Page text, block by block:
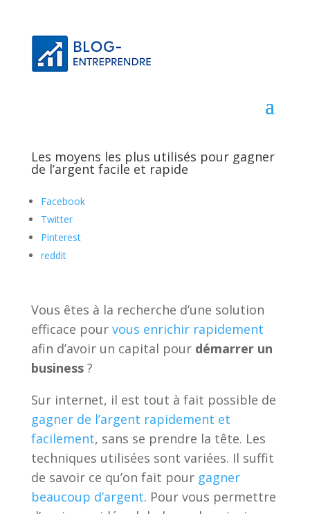
Les moyens les plus utilisés pour gagner
de l’argent facile et rapide
Facebook
Twitter
Pinterest
reddit
Vous êtes à la recherche d’une solution
efficace pour vous enrichir rapidement
afin d’avoir un capital pour démarrer un
business?
Sur internet, il est tout à fait possible de
gagner de l’argent rapidement et
facilement, sans se prendre la tête. Les
techniques utilisées sont variées. Il suffit
de savoir ce qu’on fait pour gagner
beaucoup d’argent. Pour vous permettre